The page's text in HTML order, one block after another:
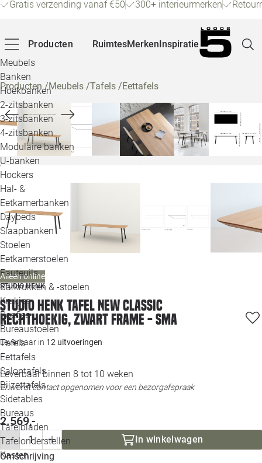
Gratis verzending vanaf €50 300+ interieurmerken
Producten
Meubels
Banken
Hoekbanken
2-zitsbanken
3-zitsbanken
4-zitsbanken
Modulaire banken
U-banken
Hockers
Hal- &
Eetkamerbanken
Daybeds
Slaapbanken
Stoelen
Eetkamerstoelen
Fauteuils
Barkrukken & -stoelen
Krukjes
Poefjes
Bureaustoelen
Tafels
Eettafels
Salontafels
Bijzettafels
Sidetables
Bureaus
Tafelbladen
Tafelonderstellen
Kasten
RuimtesMerkenInspiratie
Alle
Producten/Meubels /Tafels /Eettafels
Alleen online
STUDIO HENK
Studio HENK tafel New Classic
Rechthoekig, zwart frame - Sma
Leverbaar in 12 uitvoeringen
Leverbaar binnen 8 tot 10 weken
Er wordt contact opgenomen voor een bezorgafspraak
2.569,-
In winkelwagen
Omschrijving